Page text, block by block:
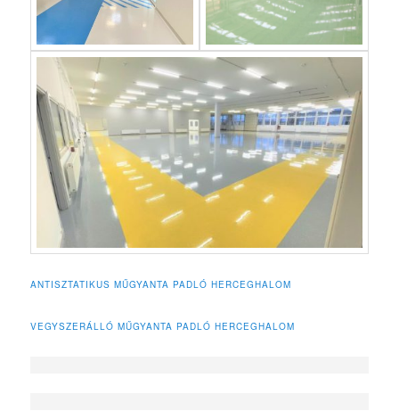
ANTISZTATIKUS MŰGYANTA PADLÓ HERCEGHALOM
VEGYSZERÁLLÓ MŰGYANTA PADLÓ HERCEGHALOM